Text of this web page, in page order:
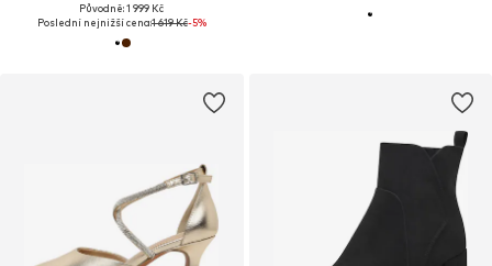
Původně: 1 999 Kč
Poslední nejnižší cena:1 619 Kč-5%